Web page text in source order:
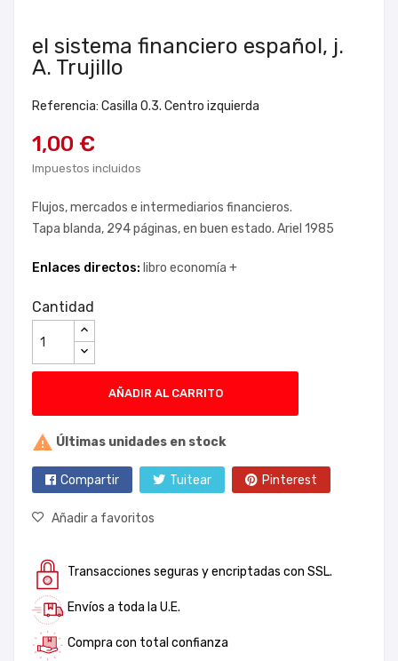
el sistema financiero español, j.
A. Trujillo
Referencia: Casilla 0.3. Centro izquierda
1,00 €
Impuestos incluidos
Flujos, mercados e intermediarios financieros.
Tapa blanda, 294 páginas, en buen estado. Ariel 1985
Enlaces directos: libro economía +
Cantidad
AÑADIR AL CARRITO
 Últimas unidades en stock
Compartir Tuitear Pinterest
Añadir a favoritos
Transacciones seguras y encriptadas con SSL.
Envíos a toda la U.E.
Compra con total confianza